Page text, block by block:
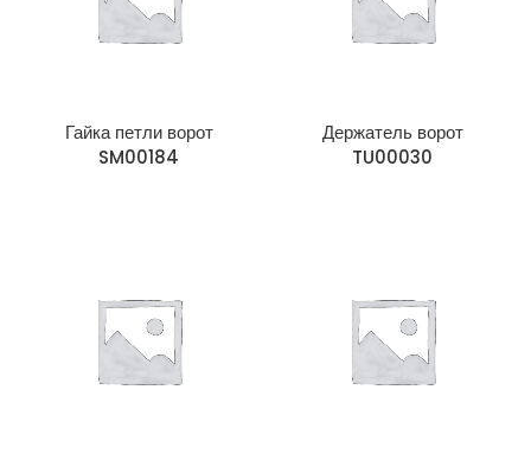
Гайка петли ворот
SM00184
Держатель ворот
TU00030